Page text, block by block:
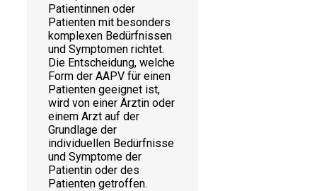
Patientinnen oder
Patienten mit besonders
komplexen Bedürfnissen
und Symptomen richtet.
Die Entscheidung, welche
Form der AAPV für einen
Patienten geeignet ist,
wird von einer Ärztin oder
einem Arzt auf der
Grundlage der
individuellen Bedürfnisse
und Symptome der
Patientin oder des
Patienten getroffen.